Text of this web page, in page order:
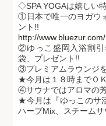
◇SPA YOGAは嬉しい
①日本で唯一のヨガウ
ント!!
http://www.bluezur.com/
②ゆっこ盛岡入浴割引
袋、プレゼント!!
③プレミアムラウンジ
★今月は１８時までＯ
④サウナではアロマの
★今月は『ゆっこのサ
ハーブMix、スチーム